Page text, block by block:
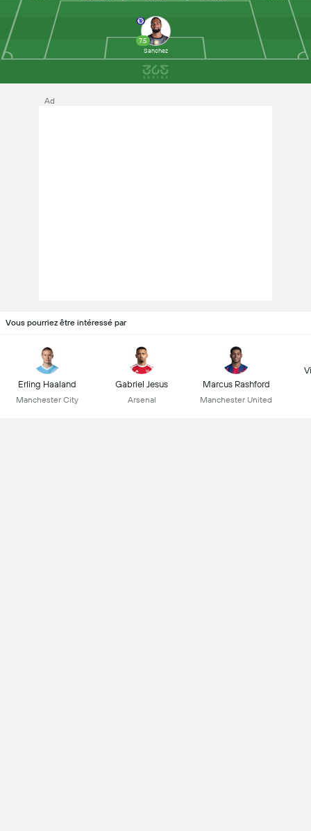
7.5
Sanchez
Ad
Vous pourriez être intéressé par
Erling Haaland
Manchester City
Gabriel Jesus
Arsenal
Marcus Rashford
Manchester United